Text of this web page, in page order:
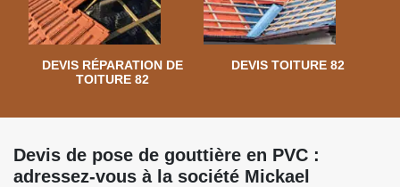
DEVIS RÉPARATION DE
TOITURE 82
DEVIS TOITURE 82
Devis de pose de gouttière en PVC :
adressez-vous à la société Mickael